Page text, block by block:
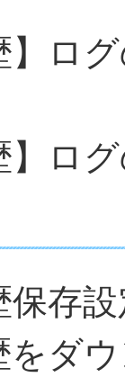
】ロ
】ロ
保存
をダ